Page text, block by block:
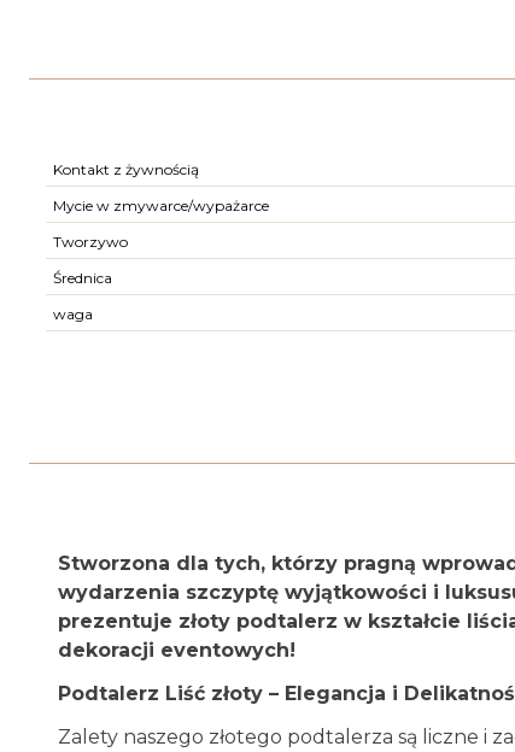
Kontakt z żywnością
Mycie w zmywarce/wypażarce
Tworzywo
Średnica
waga
Stworzona dla tych, którzy pragną
wydarzenia szczyptę wyjątkowości i
prezentuje złoty podtalerz w kształcie
dekoracji eventowych!
Podtalerz Liść złoty – Elegancja i
Zalety naszego złotego podtalerza są liczne i